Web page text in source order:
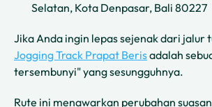
Selatan, Kota Denpasar, Bali 80227
Jika Anda ingin lepas sejenak dari jalur
Jogging Track Prapat Berisadalah
tersembunyi" yang sesungguhnya.
Rute ini menawarkan perubahan